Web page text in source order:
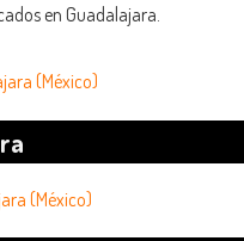
en Guadalajara.
(México)
(México)